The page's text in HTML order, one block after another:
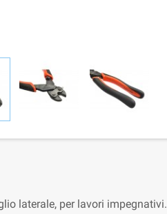
laterale, per lavori impegnativi.